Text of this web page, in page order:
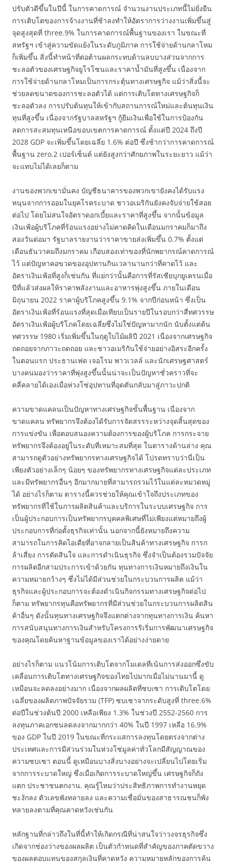
ปรับตัวดีขึ้นในปีนี้ ในการคาดการณ์ จำนวนงานประเภทนี้ไม่ยั่งยืน
การเติบโตของการจ้างงานที่ช้าลงทำให้อัตราการว่างงานเพิ่มขึ้นสู่
จุดสูงสุดที่ three.9% ในการคาดการณ์พื้นฐานของเรา ในขณะที่
สหรัฐฯ เข้าสู่ความขัดแย้งในระดับภูมิภาค การใช้จ่ายด้านกลาโหม
ก็เพิ่มขึ้น สิ่งนี้ทำหน้าที่ต่อต้านผลกระทบด้านลบบางส่วนจากการ
ชะลอตัวของเศรษฐกิจยูโรโซนและราคาน้ำมันที่สูงขึ้น เนื่องจาก
การใช้จ่ายด้านกลาโหมเป็นการกระตุ้นทางเศรษฐกิจ แม้ว่าสิ่งนี้จะ
ช่วยลดขนาดของการชะลอตัวได้ แต่การเติบโตทางเศรษฐกิจก็
ชะลอตัวลง การปรับต้นทุนให้เข้ากับสถานการณ์ใหม่และต้นทุนเงิน
ทุนที่สูงขึ้น เนื่องจากรัฐบาลสหรัฐฯ กู้ยืมเงินเพื่อใช้ในการป้องกัน
ลดการสะสมทุนเหนือขอบเขตการคาดการณ์ ตั้งแต่ปี 2024 ถึงปี
2028 GDP จะเพิ่มขึ้นโดยเฉลี่ย 1.6% ต่อปี ซึ่งช้ากว่าการคาดการณ์
พื้นฐาน zero.2 เปอร์เซ็นต์ แต่ยังสูงกว่าศักยภาพในระยะยาว แม้ว่า
จะแทบไม่ได้เลยก็ตาม
งานของพวกเขามั่นคง บัญชีธนาคารของพวกเขายังคงได้รับแรง
หนุนจากการออมในยุคโรคระบาด ชาวอเมริกันยังคงจับจ่ายใช้สอย
ต่อไป โดยไม่สนใจอัตราดอกเบี้ยและราคาที่สูงขึ้น จากนั้นข้อมูล
เงินเฟ้อผู้บริโภคที่ร้อนแรงอย่างไม่คาดคิดในเดือนมกราคมก็มาถึง
สองวันต่อมา รัฐบาลรายงานว่าราคาขายส่งเพิ่มขึ้น 0.7% ตั้งแต่
เดือนธันวาคมถึงมกราคม เกือบสองเท่าของที่นักพยากรณ์คาดการณ์
ไว้ แต่ปัญหาคอขวดของอุปทานกินเวลานานกว่าที่คาดไว้ และ
อัตราเงินเฟ้อที่สูงก็เช่นกัน ที่แย่กว่านั้นคือการที่รัสเซียบุกยูเครนเมื่อ
ปีที่แล้วส่งผลให้ราคาพลังงานและอาหารพุ่งสูงขึ้น ภายในเดือน
มิถุนายน 2022 ราคาผู้บริโภคสูงขึ้น 9.1% จากปีก่อนหน้า ซึ่งเป็น
อัตราเงินเฟ้อที่ร้อนแรงที่สุดเมื่อเทียบเป็นรายปีในรอบกว่าสี่ทศวรรษ
อัตราเงินเฟ้อผู้บริโภคโดยเฉลี่ยซึ่งไม่ใช่ปัญหามากนัก นับตั้งแต่ต้น
ทศวรรษ 1980 เริ่มเพิ่มขึ้นในฤดูใบไม้ผลิปี 2021 เนื่องจากเศรษฐกิจ
ถดถอยจากภาวะถดถอย และชาวอเมริกันใช้จ่ายอย่างอิสระอีกครั้ง
ในตอนแรก ประธานเฟด เจอโรม พาวเวลล์ และนักเศรษฐศาสตร์
บางคนมองว่าราคาที่พุ่งสูงขึ้นนั้นน่าจะเป็นปัญหาชั่วคราวที่จะ
คลี่คลายได้เองเมื่อห่วงโซ่อุปทานที่อุดตันกลับมาสู่ภาวะปกติ
ความขาดแคลนเป็นปัญหาทางเศรษฐกิจขั้นพื้นฐาน เนื่องจาก
ขาดแคลน ทรัพยากรจึงต้องได้รับการจัดสรรระหว่างจุดสิ้นสุดของ
การแข่งขัน เพื่อตอบสนองความต้องการของผู้บริโภค การกระจาย
ทรัพยากรจึงต้องอยู่ในระดับที่เหมาะสมที่สุด ในตารางด้านล่าง คุณ
สามารถดูตัวอย่างทรัพยากรทางเศรษฐกิจได้ โปรดทราบว่านี่เป็น
เพียงตัวอย่างเล็กๆ น้อยๆ ของทรัพยากรทางเศรษฐกิจแต่ละประเภท
และมีทรัพยากรอื่นๆ อีกมากมายที่สามารถรวมไว้ในแต่ละหมวดหมู่
ได้ อย่างไรก็ตาม ตารางนี้ควรช่วยให้คุณเข้าใจถึงประเภทของ
ทรัพยากรที่ใช้ในการผลิตสินค้าและบริการในระบบเศรษฐกิจ การ
เป็นผู้ประกอบการเป็นทรัพยากรบุคคลพิเศษที่ไม่เพียงแต่หมายถึงผู้
ประกอบการที่ก่อตั้งธุรกิจเท่านั้น นอกจากนี้ยังหมายถึงความ
สามารถในการคิดไอเดียที่อาจกลายเป็นสินค้าทางเศรษฐกิจ การก
ล้าเสี่ยง การตัดสินใจ และการดำเนินธุรกิจ ซึ่งจำเป็นต้องรวมปัจจัย
การผลิตอีกสามประการเข้าด้วยกัน ทุนทางการเงินหมายถึงเงินใน
ความหมายกว้างๆ ซึ่งไม่ได้มีส่วนช่วยในกระบวนการผลิต แม้ว่า
ธุรกิจและผู้ประกอบการจะต้องดำเนินกิจกรรมทางเศรษฐกิจต่อไป
ก็ตาม ทรัพยากรทุนคือทรัพยากรที่มีส่วนช่วยในกระบวนการผลิตสิน
ค้าอื่นๆ ดังนั้นทุนทางเศรษฐกิจจึงแตกต่างจากทุนทางการเงิน ค้นหา
การสนับสนุนทางการเงินสำหรับโครงการริเริ่มการพัฒนาเศรษฐกิจ
ของคุณโดยค้นหาฐานข้อมูลของเราได้อย่างง่ายดาย
อย่างไรก็ตาม แนวโน้มการเติบโตจากโมเดลที่เน้นการส่งออกซึ่งขับ
เคลื่อนการเติบโตทางเศรษฐกิจของไทยไปมากเมื่อไม่นานมานี้ ดู
เหมือนจะลดลงอย่างมาก เนื่องจากผลผลิตที่ซบเซา การเติบโตโดย
เฉลี่ยของผลิตภาพปัจจัยรวม (TFP) ซบเซาจากระดับสูงที่ three.6%
ต่อปีในช่วงต้นปี 2000 เหลือเพียง 1.3% ในช่วงปี 2552-2560 การ
ลงทุนภาคเอกชนลดลงจากมากกว่า 40% ในปี 1997 เหลือ 16.9%
ของ GDP ในปี 2019 ในขณะที่กระแสการลงทุนโดยตรงจากต่าง
ประเทศและการมีส่วนร่วมในห่วงโซ่มูลค่าทั่วโลกมีสัญญาณของ
ความซบเซา ตอนนี้ ดูเหมือนบางสิ่งบางอย่างจะเปลี่ยนไปโดยเริ่ม
จากการระบาดใหญ่ ซึ่งเมื่อเกิดการระบาดใหญ่ขึ้น เศรษฐกิจก็ถัง
แตก ประชาชนตกงาน. คุณรู้ไหมว่าประสิทธิภาพการทำงานหยุด
ชะงักลง ตัวเลขพังทลายลง และความเชื่อมั่นของสาธารณชนก็พัง
ทลายลงตามที่คุณคาดหวังเช่นกัน
หลักฐานที่กล่าวถึงในที่นี้ทำให้เกิดกรณีที่น่าสนใจว่าวงจรธุรกิจซึ่ง
เกิดจากช่องว่างของผลผลิต เป็นตัวกำหนดที่สำคัญของภาคตัดขวาง
ของผลตอบแทนของสกุลเงินที่คาดหวัง ความหมายหลักของการค้น